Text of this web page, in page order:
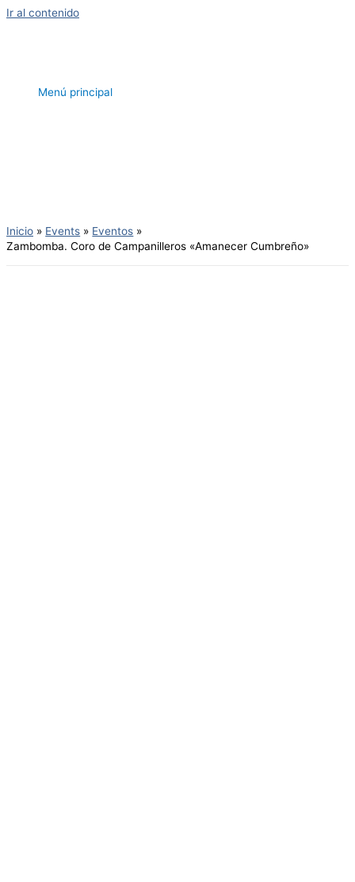
Ir al contenido
Menú principal
Inicio Events
Eventos
Zambomba. Coro de Campanilleros «Amanecer Cumbreño»